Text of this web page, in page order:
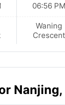
06:56 PM
Waning
Crescent